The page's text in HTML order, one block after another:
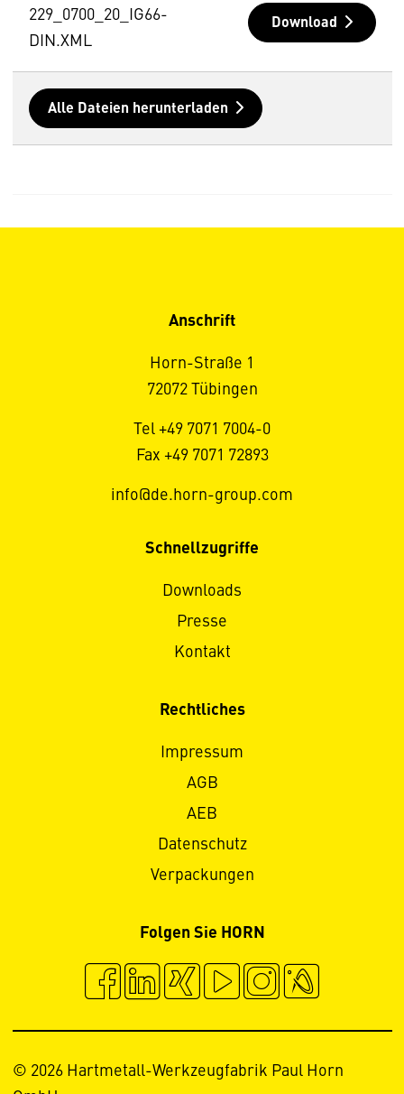
229_0700_20_IG66-
DIN.XML
Download
Alle Dateien herunterladen
Anschrift
Horn-Straße 1
72072 Tübingen
Tel +49 7071 7004-0
Fax +49 7071 72893
info@de.horn-group.com
Schnellzugriffe
Downloads
Presse
Kontakt
Rechtliches
Impressum
AGB
AEB
Datenschutz
Verpackungen
Folgen Sie HORN
© 2026 Hartmetall-Werkzeugfabrik Paul Horn